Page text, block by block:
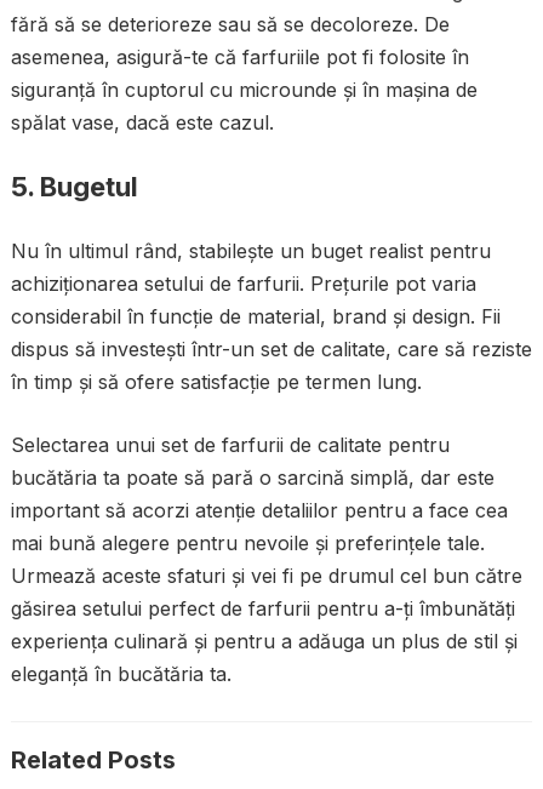
fără să se deterioreze sau să se decoloreze. De
asemenea, asigură-te că farfuriile pot fi folosite în
siguranță în cuptorul cu microunde și în mașina de
spălat vase, dacă este cazul.
5. Bugetul
Nu în ultimul rând, stabilește un buget realist pentru
achiziționarea setului de farfurii. Prețurile pot varia
considerabil în funcție de material, brand și design. Fii
dispus să investești într-un set de calitate, care să reziste
în timp și să ofere satisfacție pe termen lung.
Selectarea unui set de farfurii de calitate pentru
bucătăria ta poate să pară o sarcină simplă, dar este
important să acorzi atenție detaliilor pentru a face cea
mai bună alegere pentru nevoile și preferințele tale.
Urmează aceste sfaturi și vei fi pe drumul cel bun către
găsirea setului perfect de farfurii pentru a-ți îmbunătăți
experiența culinară și pentru a adăuga un plus de stil și
eleganță în bucătăria ta.
Related Posts